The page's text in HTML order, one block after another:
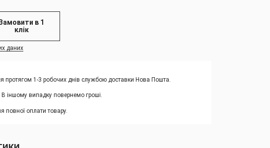
в 1
клік
даних
протягом 1-3 робочих днів службою доставки Нова Пошта.
іншому випадку повернемо гроші.
повної оплати товару.